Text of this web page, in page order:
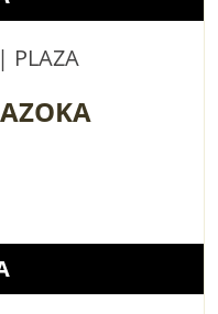
PLAZA